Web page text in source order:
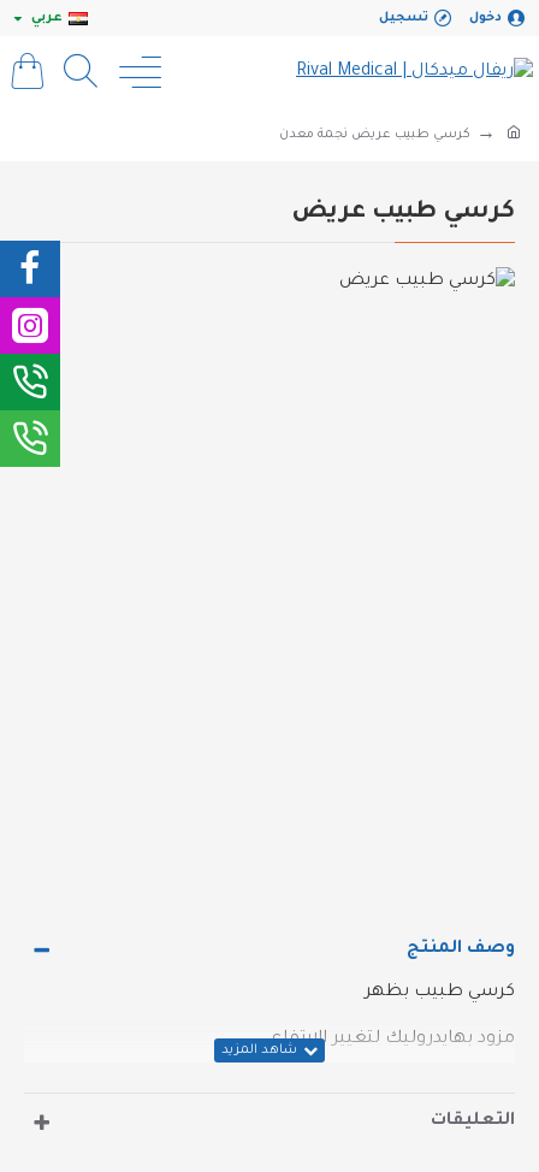
دخول تسجيل عربي
كرسي طبيب عريض نجمة معدن
كرسي طبيب عريض
وصف المنتج
كرسي طبيب بظهر
مزود بهايدروليك لتغيير الارتفاع
اكسسوارات مستوردة
التعليقات